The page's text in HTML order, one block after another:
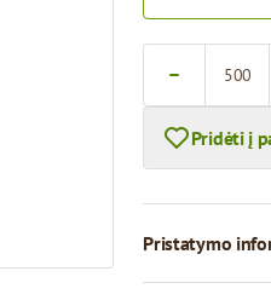
Pridėti į
Pristatymo